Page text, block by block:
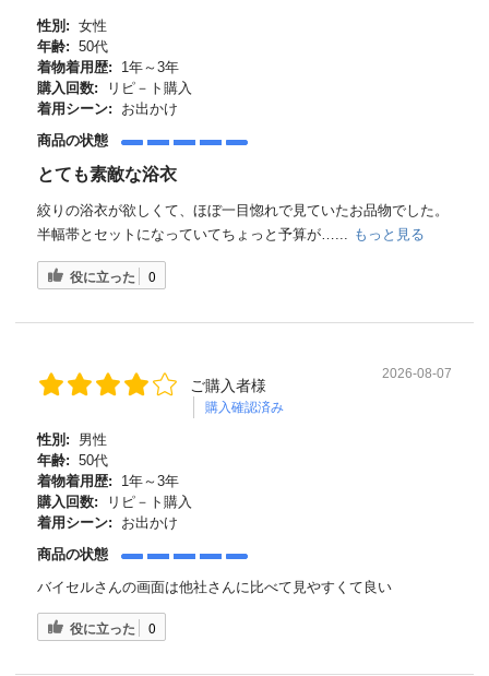
性別: 女性
年齢: 50代
着物着用歴:
1年～3年
購入回数:
リピ－ト購入
着用シーン:
お出かけ
商品の状態
とても素敵な浴衣
絞りの浴衣が欲しくて、ほぼ一目惚れで見ていたお品物でした。
半幅帯とセットになっていてちょっと予算が…... もっと見る
役に立った 0
ご購入者様
購入確認済み
2026-08-07
性別:
男性
年齢: 50代
着物着用歴:
1年～3年
購入回数:
リピ－ト購入
着用シーン:
お出かけ
商品の状態
バイセルさんの画面は他社さんに比べて見やすくて良い
役に立った 0